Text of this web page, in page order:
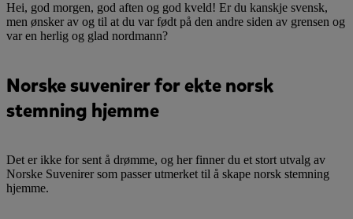
Hei, god morgen, god aften og god kveld! Er du kanskje svensk,
men ønsker av og til at du var født på den andre siden av grensen og
var en herlig og glad nordmann?
Norske suvenirer for ekte norsk
stemning hjemme
Det er ikke for sent å drømme, og her finner du et stort utvalg av
Norske Suvenirer som passer utmerket til å skape norsk stemning
hjemme.